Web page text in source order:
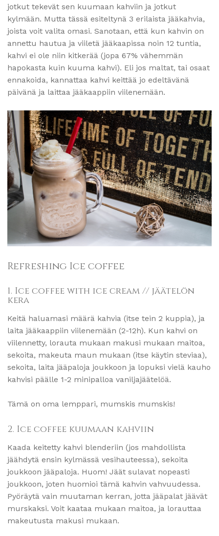
jotkut tekevät sen kuumaan kahviin ja jotkut
kylmään. Mutta tässä esiteltynä 3 erilaista jääkahvia,
joista voit valita omasi. Sanotaan, että kun kahvin on
annettu hautua ja viiletä jääkaapissa noin 12 tuntia,
kahvi ei ole niin kitkerää (jopa 67% vähemmän
hapokasta kuin kuuma kahvi). Eli jos maltat, tai osaat
ennakoida, kannattaa kahvi keittää jo edeltävänä
päivänä ja laittaa jääkaappiin viilenemään.
Refreshing Ice coffee
1. Ice coffee with ice cream // jäätelön
kera
Keitä haluamasi määrä kahvia (itse tein 2 kuppia), ja
laita jääkaappiin viilenemään (2-12h). Kun kahvi on
viilennetty, lorauta mukaan makusi mukaan maitoa,
sekoita, makeuta maun mukaan (itse käytin steviaa),
sekoita, laita jääpaloja joukkoon ja lopuksi vielä kauho
kahvisi päälle 1-2 minipalloa vaniljajäätelöä.
Tämä on oma lemppari, mumskis mumskis!
2. Ice coffee kuumaan kahviin
Kaada keitetty kahvi blenderiin (jos mahdollista
jäähdytä ensin kylmässä vesihauteessa), sekoita
joukkoon jääpaloja. Huom! Jäät sulavat nopeasti
joukkoon, joten huomioi tämä kahvin vahvuudessa.
Pyöräytä vain muutaman kerran, jotta jääpalat jäävät
murskaksi. Voit kaataa mukaan maitoa, ja lorauttaa
makeutusta makusi mukaan.